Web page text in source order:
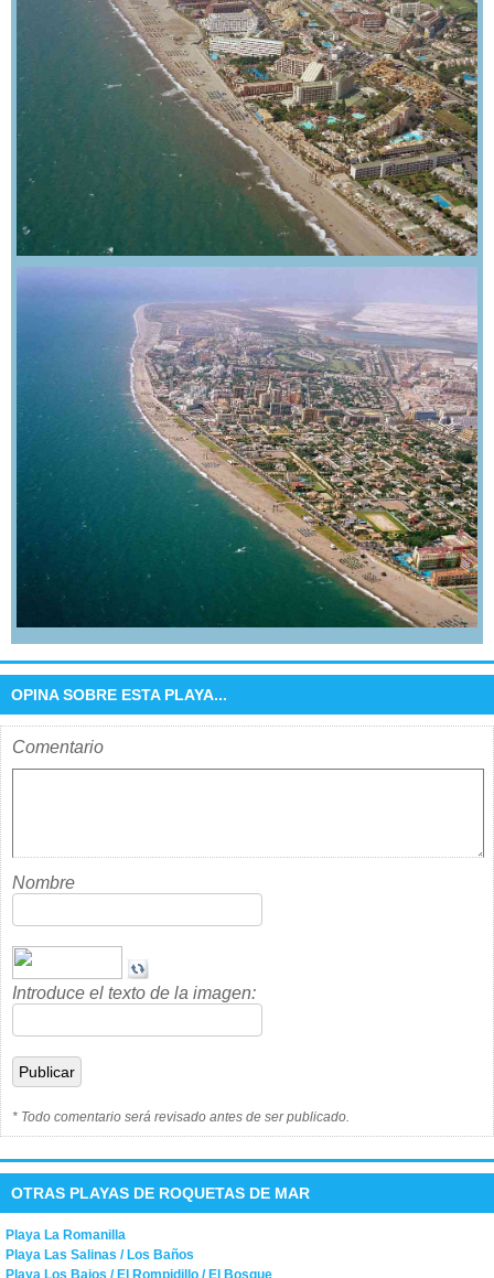
OPINA SOBRE ESTA PLAYA...
Comentario
Nombre
Introduce el texto de la imagen:
* Todo comentario será revisado antes de ser publicado.
OTRAS PLAYAS DE ROQUETAS DE MAR
Playa La Romanilla
Playa Las Salinas / Los Baños
Playa Los Bajos / El Rompidillo / El Bosque